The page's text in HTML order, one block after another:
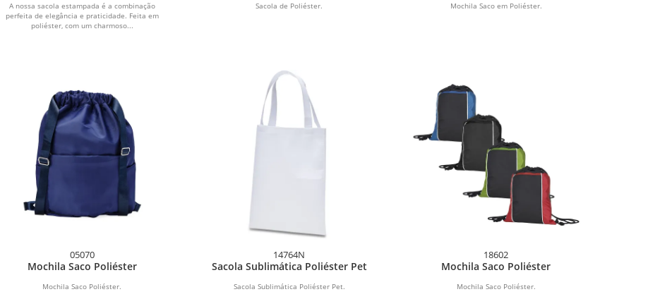
A nossa sacola estampada é a combinação
perfeita de elegância e praticidade. Feita em
poliéster, com um charmoso...
Sacola de Poliéster. Mochila Saco em Poliéster.
05070
Mochila Saco Poliéster
Mochila Saco Poliéster.
14764N
Sacola Sublimática Poliéster Pet
Sacola Sublimática Poliéster Pet.
18602
Mochila Saco Poliéster
Mochila Saco Poliéster.